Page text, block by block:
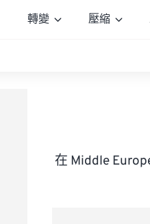
轉變 壓縮
在 Middle